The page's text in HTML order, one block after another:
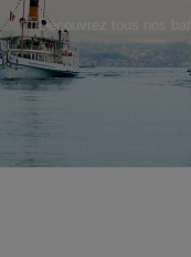
Découvrez tous nos